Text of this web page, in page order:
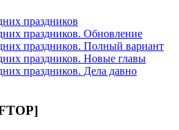
праздников
праздников. Обновление
праздников. Полный вариант
праздников. Новые главы
праздников. Дела давно